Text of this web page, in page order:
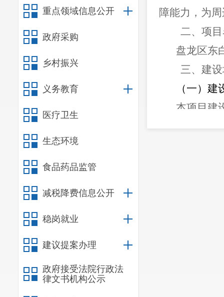
重点领域信息公开
政府采购
乡村振兴
义务教育
医疗卫生
生态环境
食品药品监管
减税降费信息公开
稳岗就业
建议提案办理
政府接受法院行政法
律文书机构公示
障能力，为
二、项
盘龙区东
三、 建
（一）建
本项目建
（二）项